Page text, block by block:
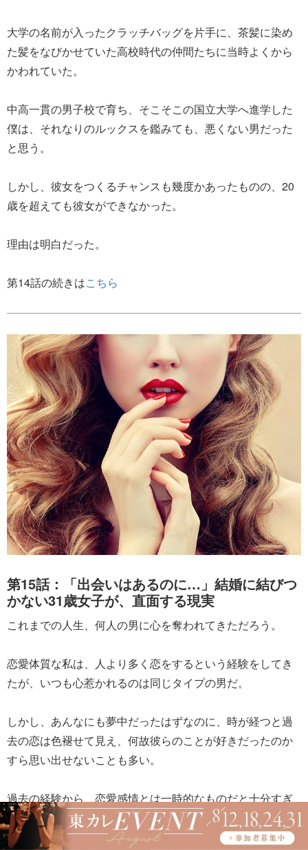
大学の名前が入ったクラッチバッグを片手に、茶髪に染め
た髪をなびかせていた高校時代の仲間たちに当時よくから
かわれていた。
中高一貫の男子校で育ち、そこそこの国立大学へ進学した
僕は、それなりのルックスを鑑みても、悪くない男だった
と思う。
しかし、彼女をつくるチャンスも幾度かあったものの、20
歳を超えても彼女ができなかった。
理由は明白だった。
第14話の続きはこちら
第15話：「出会いはあるのに…」結婚に結びつ
かない31歳女子が、直面する現実
これまでの人生、何人の男に心を奪われてきただろう。
恋愛体質な私は、人より多く恋をするという経験をしてき
たが、いつも心惹かれるのは同じタイプの男だ。
しかし、あんなにも夢中だったはずなのに、時が経つと過
去の恋は色褪せて見え、何故彼らのことが好きだったのか
すら思い出せないことも多い。
過去の経験から、恋愛感情とは一時的なものだと十分すぎ
るほどに分かっているはずなのに。